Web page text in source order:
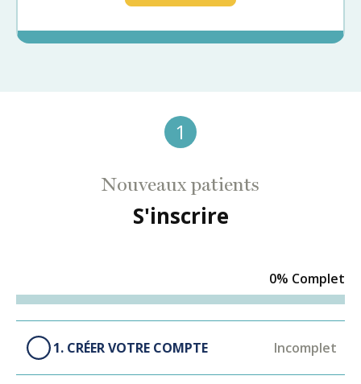
1
Nouveaux patients
S'inscrire
0% Complet
1. CRÉER VOTRE COMPTE Incomplet